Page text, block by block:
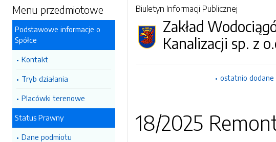
Menu przedmiotowe
Podstawowe informacje o
Spółce
Kontakt
Tryb działania
Placówki terenowe
Status Prawny
Dane podmiotu
Biuletyn Informacji Publicznej
Zakład
Kanalizacji sp. z
ostatnio dodane
18/2025